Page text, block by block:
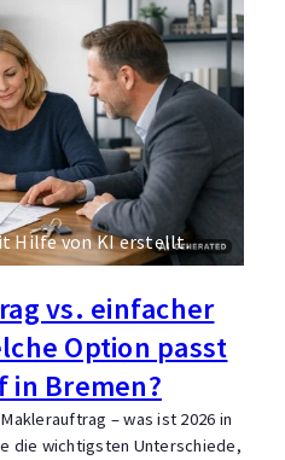
Hilfe von KI erstellt.
vs. einfacher
Option passt
in Bremen?
– was ist 2026 in
die wichtigsten Unterschiede,